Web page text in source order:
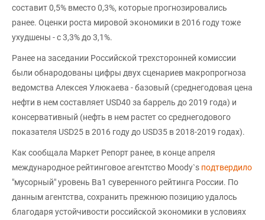
составит 0,5% вместо 0,3%, которые прогнозировались
ранее. Оценки роста мировой экономики в 2016 году тоже
ухудшены - с 3,3% до 3,1%.
Ранее на заседании Российской трехсторонней комиссии
были обнародованы цифры двух сценариев макропрогноза
ведомства Алексея Улюкаева - базовый (среднегодовая цена
нефти в нем составляет USD40 за баррель до 2019 года) и
консервативный (нефть в нем растет со среднегодового
показателя USD25 в 2016 году до USD35 в 2018-2019 годах).
Как сообщала Маркет Репорт ранее, в конце апреля
международное рейтинговое агентство Moody`s подтвердило
"мусорный" уровень Bа1 суверенного рейтинга России. По
данным агентства, сохранить прежнюю позицию удалось
благодаря устойчивости российской экономики в условиях